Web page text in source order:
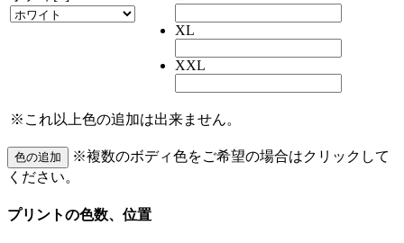
XL
XXL
※ これ以上色の追加は出来ません。
※複数のボディ色をご希望の場合はクリックして
ください。
プリントの色数、位置